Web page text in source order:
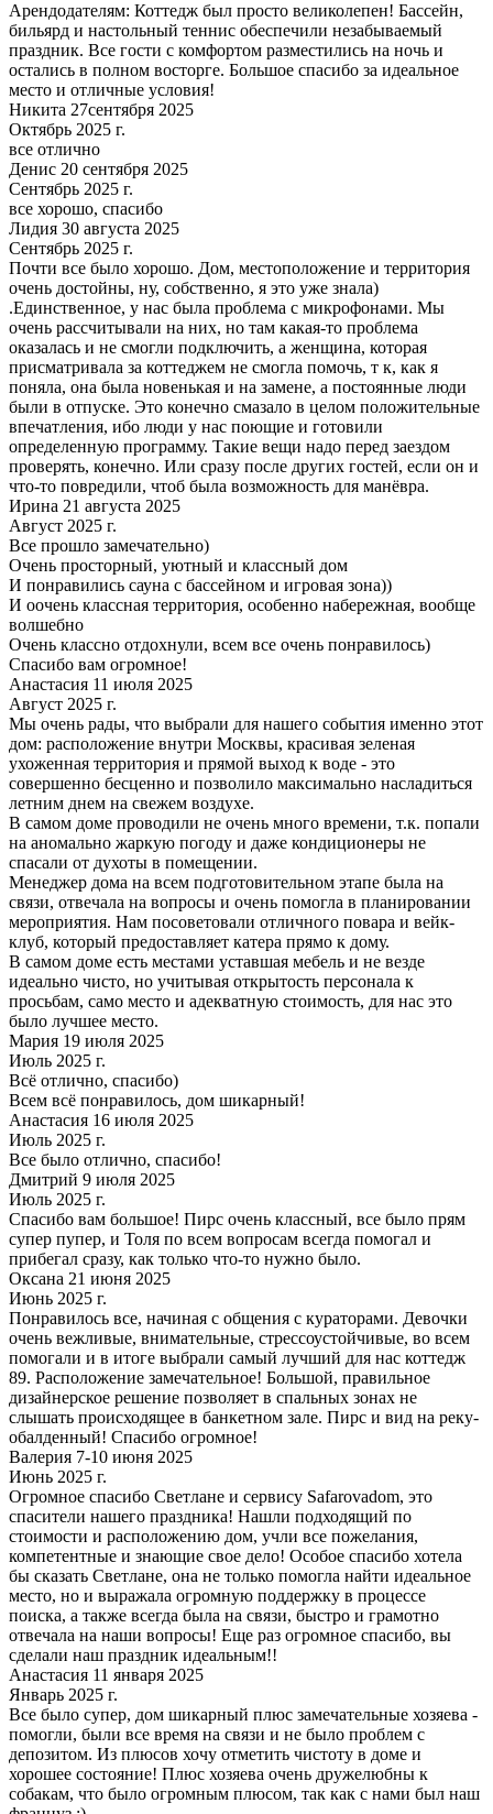
Арендодателям: Коттедж был просто великолепен! Бассейн,
бильярд и настольный теннис обеспечили незабываемый
праздник. Все гости с комфортом разместились на ночь и
остались в полном восторге. Большое спасибо за идеальное
место и отличные условия!
Никита 27сентября 2025
Октябрь 2025 г.
все отлично
Денис 20 сентября 2025
Сентябрь 2025 г.
все хорошо, спасибо
Лидия 30 августа 2025
Сентябрь 2025 г.
Почти все было хорошо. Дом, местоположение и территория
очень достойны, ну, собственно, я это уже знала)
.Единственное, у нас была проблема с микрофонами. Мы
очень рассчитывали на них, но там какая-то проблема
оказалась и не смогли подключить, а женщина, которая
присматривала за коттеджем не смогла помочь, т к, как я
поняла, она была новенькая и на замене, а постоянные люди
были в отпуске. Это конечно смазало в целом положительные
впечатления, ибо люди у нас поющие и готовили
определенную программу. Такие вещи надо перед заездом
проверять, конечно. Или сразу после других гостей, если он и
что-то повредили, чтоб была возможность для манёвра.
Ирина 21 августа 2025
Август 2025 г.
Все прошло замечательно)
Очень просторный, уютный и классный дом
И понравились сауна с бассейном и игровая зона))
И оочень классная территория, особенно набережная, вообще
волшебно
Очень классно отдохнули, всем все очень понравилось)
Спасибо вам огромное!
Анастасия 11 июля 2025
Август 2025 г.
Мы очень рады, что выбрали для нашего события именно этот
дом: расположение внутри Москвы, красивая зеленая
ухоженная территория и прямой выход к воде - это
совершенно бесценно и позволило максимально насладиться
летним днем на свежем воздухе.
В самом доме проводили не очень много времени, т.к. попали
на аномально жаркую погоду и даже кондиционеры не
спасали от духоты в помещении.
Менеджер дома на всем подготовительном этапе была на
связи, отвечала на вопросы и очень помогла в планировании
мероприятия. Нам посоветовали отличного повара и вейк-
клуб, который предоставляет катера прямо к дому.
В самом доме есть местами уставшая мебель и не везде
идеально чисто, но учитывая открытость персонала к
просьбам, само место и адекватную стоимость, для нас это
было лучшее место.
Мария 19 июля 2025
Июль 2025 г.
Всё отлично, спасибо)
Всем всё понравилось, дом шикарный!
Анастасия 16 июля 2025
Июль 2025 г.
Все было отлично, спасибо!
Дмитрий 9 июля 2025
Июль 2025 г.
Спасибо вам большое! Пирс очень классный, все было прям
супер пупер, и Толя по всем вопросам всегда помогал и
прибегал сразу, как только что-то нужно было.
Оксана 21 июня 2025
Июнь 2025 г.
Понравилось все, начиная с общения с кураторами. Девочки
очень вежливые, внимательные, стрессоустойчивые, во всем
помогали и в итоге выбрали самый лучший для нас коттедж
89. Расположение замечательное! Большой, правильное
дизайнерское решение позволяет в спальных зонах не
слышать происходящее в банкетном зале. Пирс и вид на реку-
обалденный! Спасибо огромное!
Валерия 7-10 июня 2025
Июнь 2025 г.
Огромное спасибо Светлане и сервису Safarovadom, это
спасители нашего праздника! Нашли подходящий по
стоимости и расположению дом, учли все пожелания,
компетентные и знающие свое дело! Особое спасибо хотела
бы сказать Светлане, она не только помогла найти идеальное
место, но и выражала огромную поддержку в процессе
поиска, а также всегда была на связи, быстро и грамотно
отвечала на наши вопросы! Еще раз огромное спасибо, вы
сделали наш праздник идеальным!!
Анастасия 11 января 2025
Январь 2025 г.
Все было супер, дом шикарный плюс замечательные хозяева -
помогли, были все время на связи и не было проблем с
депозитом. Из плюсов хочу отметить чистоту в доме и
хорошее состояние! Плюс хозяева очень дружелюбны к
собакам, что было огромным плюсом, так как с нами был наш